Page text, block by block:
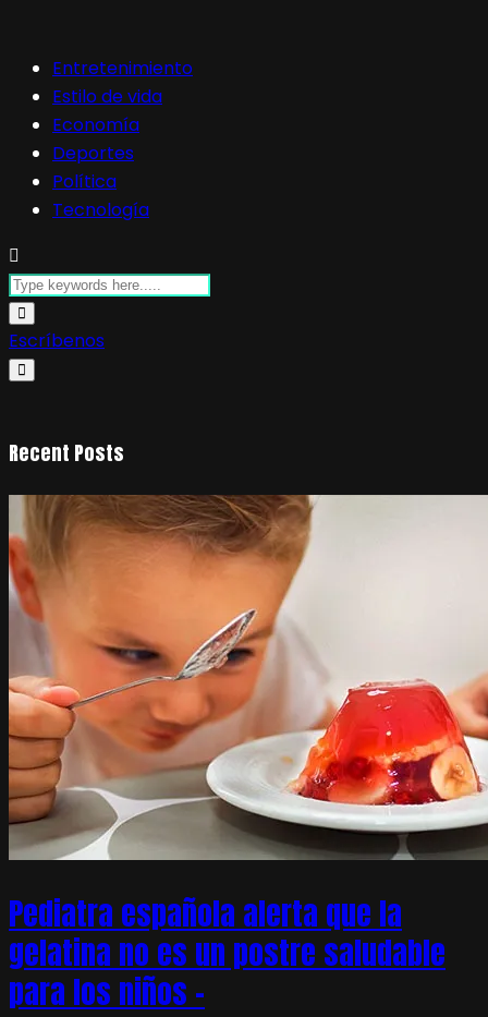
Entretenimiento
Estilo de vida
Economía
Deportes
Política
Tecnología
Escríbenos
Recent Posts
Pediatra española alerta que la
gelatina no es un postre saludable
para los niños –